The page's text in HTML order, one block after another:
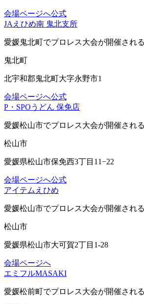
会場ページへ公式
JAえひめ南 鬼北支所
愛媛鬼北町でプロレス大会が開催され
鬼北町
北宇和郡鬼北町大字永野市1
会場ページへ公式
P・SPOうどん 保免店
愛媛松山市でプロレス大会が開催され
松山市
愛媛県松山市保免西3丁目11−22
会場ページへ公式
アイテムえひめ
愛媛松山市でプロレス大会が開催され
松山市
愛媛県松山市大可賀2丁目1-28
会場ページへ
エミフルMASAKI
愛媛松前町でプロレス大会が開催され